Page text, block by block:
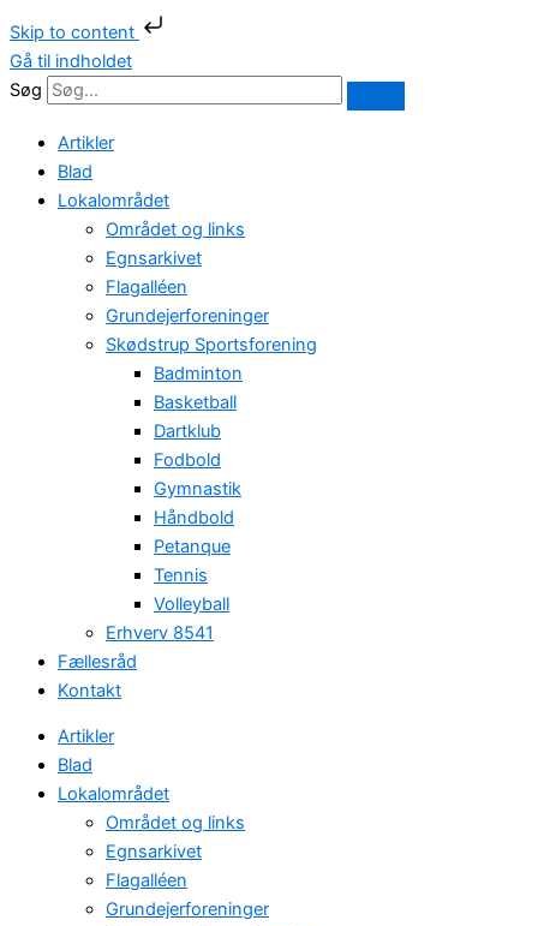
Skip to content
Gå til indholdet
Søg
Artikler
Blad
Lokalområdet
Området og links
Egnsarkivet
Flagalléen
Grundejerforeninger
Skødstrup Sportsforening
Badminton
Basketball
Dartklub
Fodbold
Gymnastik
Håndbold
Petanque
Tennis
Volleyball
Erhverv 8541
Fællesråd
Kontakt
Artikler
Blad
Lokalområdet
Området og links
Egnsarkivet
Flagalléen
Grundejerforeninger